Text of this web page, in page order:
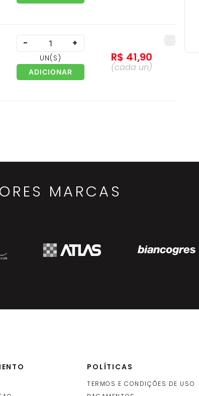
- +
UN(S)
ADICIONAR
R$ 41,90
(cada un)
MARCAS
POLÍTICAS
TERMOS E CONDIÇÕES DE USO